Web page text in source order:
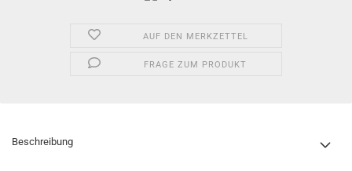
AUF DEN MERKZETTEL
FRAGE ZUM PRODUKT
Beschreibung